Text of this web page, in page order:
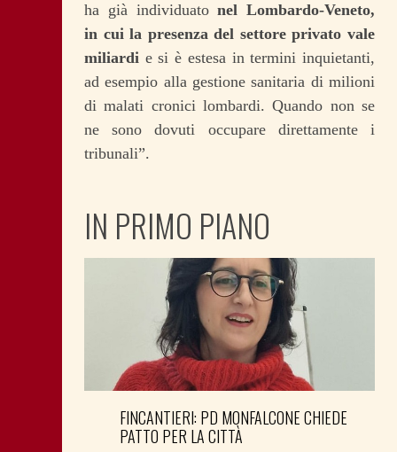
ha già individuatonel Lombardo-Veneto,
in cui la presenza del settore privato vale
miliardi e si è estesa in termini inquietanti,
ad esempio alla gestione sanitaria di milioni
di malati cronici lombardi. Quando non se
ne sono dovuti occupare direttamente i
tribunali”.
IN PRIMO PIANO
FINCANTIERI: PD MONFALCONE CHIEDE
PATTO PER LA CITTÀ